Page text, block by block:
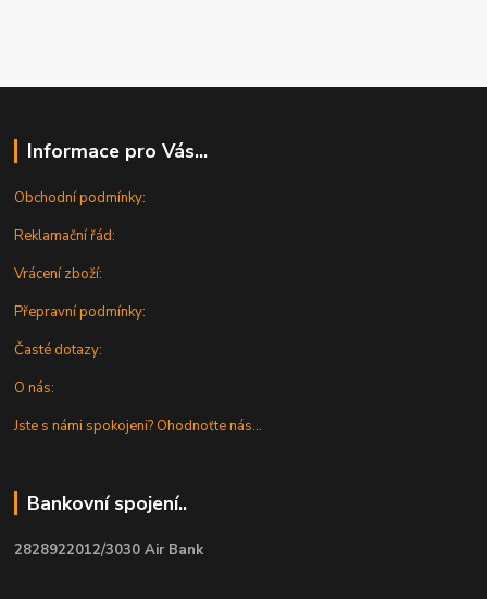
Informace pro Vás...
Obchodní podmínky:
Reklamační řád:
Vrácení zboží:
Přepravní podmínky:
Časté dotazy:
O nás:
Jste s námi spokojeni? Ohodnoťte nás...
Bankovní spojení..
2828922012/3030 Air Bank